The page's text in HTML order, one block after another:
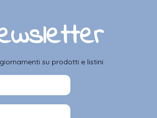
su prodotti e listini.